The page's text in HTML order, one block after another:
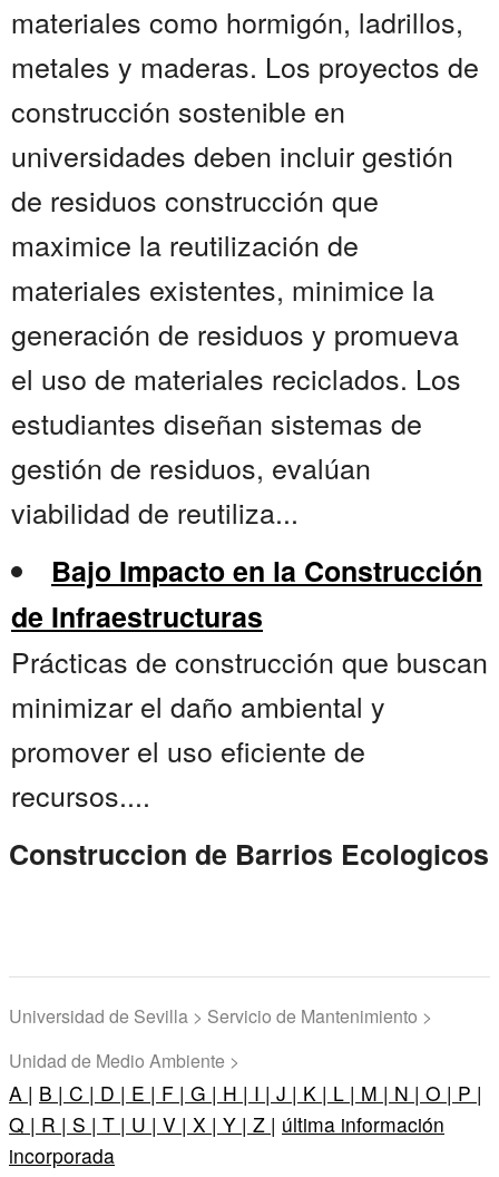
materiales como hormigón, ladrillos,
metales y maderas. Los proyectos de
construcción sostenible en
universidades deben incluir gestión
de residuos construcción que
maximice la reutilización de
materiales existentes, minimice la
generación de residuos y promueva
el uso de materiales reciclados. Los
estudiantes diseñan sistemas de
gestión de residuos, evalúan
viabilidad de reutiliza...
Bajo Impacto en la Construcción
de Infraestructuras
Prácticas de construcción que buscan
minimizar el daño ambiental y
promover el uso eficiente de
recursos....
Construccion de Barrios Ecologicos
Universidad de Sevilla > Servicio de Mantenimiento >
Unidad de Medio Ambiente >
A | B | C | D | E | F | G | H | I | J | K | L | M | N | O | P |
Q | R | S | T | U | V | X | Y | Z | última información
incorporada